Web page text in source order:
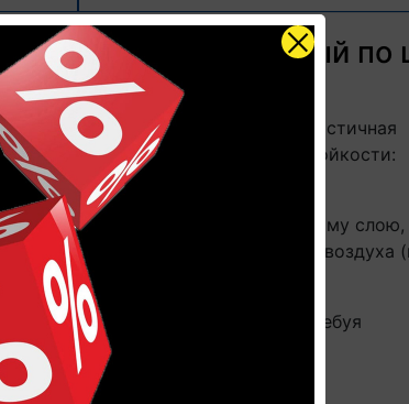
светло-коричневый по
внешний вид: очень реалистичная
к износу при 33 классе стойкости:
долговечность покрытия.
благодаря особому защитному слою,
с повышенной влажностью воздуха
просто укладывать ламинат, не требуя